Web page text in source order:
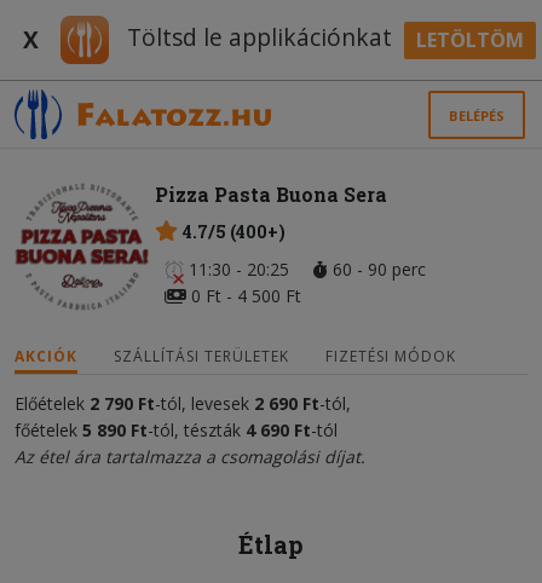
X Töltsd le applikációnkat LETÖLTÖM
BELÉPÉS
Pizza Pasta Buona Sera
4.7/5 (400+)
11:30 - 20:25
60 - 90 perc
0 Ft - 4 500 Ft
AKCIÓK SZÁLLÍTÁSI TERÜLETEK FIZETÉSI MÓDOK
Előételek 2 790 Ft-tól, levesek 2 690 Ft-tól,
főételek 5 890 Ft-tól, tészták 4 690 Ft-tól
Az étel ára tartalmazza a csomagolási díjat.
Étlap